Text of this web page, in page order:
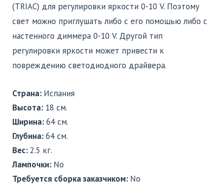
(TRIAC) для регулировки яркости 0-10 V. Поэтому
свет можно приглушать либо с его помощью либо с
настенного диммера 0-10 V. Другой тип
регулировки яркости может привести к
повреждению светодиодного драйвера.
Страна: Испания
Высота: 18 см.
Ширина:64 см.
Глубина:64 см.
Вес:2.5 кг.
Лампочки: No
Требуется сборка заказчиком: No